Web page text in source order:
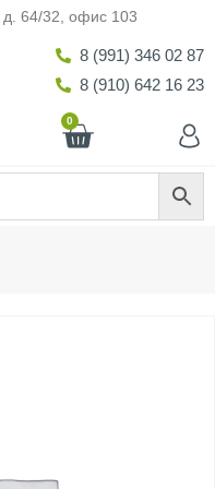
д. 64/32, офис 103
8 (991) 346 02 87
8 (910) 642 16 23
0